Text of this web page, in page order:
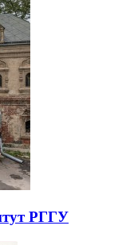
РГГУ